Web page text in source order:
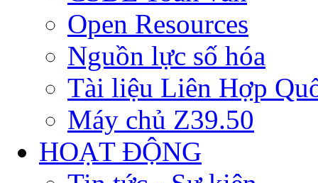
Open Resources
Nguồn lực số hóa
Tài liệu Liên Hợp
Máy chủ Z39.50
HOẠT ĐỘNG